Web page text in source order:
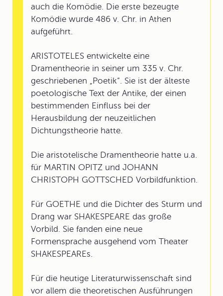
auch die Komödie. Die erste bezeugte
Komödie wurde 486 v. Chr. in Athen
aufgeführt.
ARISTOTELES entwickelte eine
Dramentheorie in seiner um 335 v. Chr.
geschriebenen „Poetik“. Sie ist der älteste
poetologische Text der Antike, der einen
bestimmenden Einfluss bei der
Herausbildung der neuzeitlichen
Dichtungstheorie hatte.
Die aristotelische Dramentheorie hatte u.a.
für MARTIN OPITZ und JOHANN
CHRISTOPH GOTTSCHED Vorbildfunktion.
Für GOETHE und die Dichter des Sturm und
Drang war SHAKESPEARE das große
Vorbild. Sie fanden eine neue
Formensprache ausgehend vom Theater
SHAKESPEAREs.
Für die heutige Literaturwissenschaft sind
vor allem die theoretischen Ausführungen